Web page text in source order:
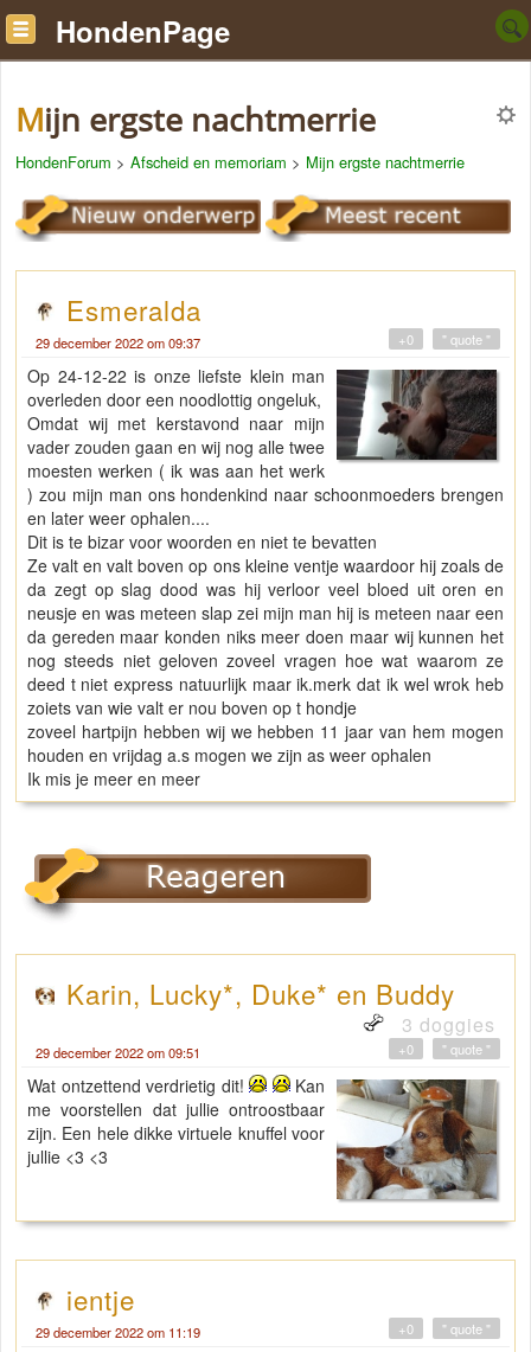
HondenPage
Mijn ergste nachtmerrie
HondenForum > Afscheid en memoriam > Mijn ergste nachtmerrie
Esmeralda
29 december 2022 om 09:37 " quote "
+0
Op 24-12-22 is onze liefste klein man
overleden door een noodlottig ongeluk,
Omdat wij met kerstavond naar mijn
vader zouden gaan en wij nog alle twee
moesten werken ( ik was aan het werk
) zou mijn man ons hondenkind naar schoonmoeders brengen
en later weer ophalen....
Dit is te bizar voor woorden en niet te bevatten
Ze valt en valt boven op ons kleine ventje waardoor hij zoals de
da zegt op slag dood was hij verloor veel bloed uit oren en
neusje en was meteen slap zei mijn man hij is meteen naar een
da gereden maar konden niks meer doen maar wij kunnen het
nog steeds niet geloven zoveel vragen hoe wat waarom ze
deed t niet express natuurlijk maar ik.merk dat ik wel wrok heb
zoiets van wie valt er nou boven op t hondje
zoveel hartpijn hebben wij we hebben 11 jaar van hem mogen
houden en vrijdag a.s mogen we zijn as weer ophalen
Ik mis je meer en meer
Karin, Lucky*, Duke* en Buddy
3 doggies
29 december 2022 om 09:51 " quote "
+0
Wat ontzettend verdrietig dit!
Kan
me voorstellen dat jullie ontroostbaar
zijn. Een hele dikke virtuele knuffel voor
jullie <3 <3
ientje
29 december 2022 om 11:19 " quote "
+0